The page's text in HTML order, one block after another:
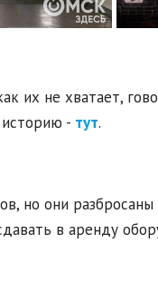
их не хватает,
- тут.
но они
в аренду